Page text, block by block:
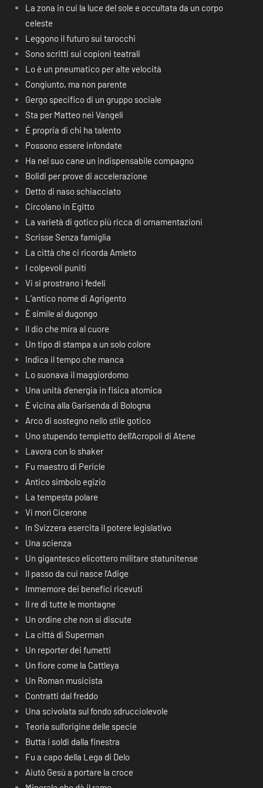
La zona in cui la luce del sole e occultata da un corpo
celeste
Leggono il futuro sui tarocchi
Sono scritti sui copioni teatrali
Lo è un pneumatico per alte velocità
Congiunto, ma non parente
Gergo specifico di un gruppo sociale
Sta per Matteo nei Vangeli
É propria di chi ha talento
Possono essere infondate
Ha nel suo cane un indispensabile compagno
Bolidi per prove di accelerazione
Detto di naso schiacciato
Circolano in Egitto
La varietà di gotico più ricca di ornamentazioni
Scrisse Senza famiglia
La città che ci ricorda Amleto
I colpevoli puniti
Vi si prostrano i fedeli
L’antico nome di Agrigento
È simile al dugongo
Il dio che mira al cuore
Un tipo di stampa a un solo colore
Indica il tempo che manca
Lo suonava il maggiordomo
Una unità d’energia in fisica atomica
È vicina alla Garisenda di Bologna
Arco di sostegno nello stile gotico
Uno stupendo tempietto dell’Acropoli di Atene
Lavora con lo shaker
Fu maestro di Pericle
Antico simbolo egizio
La tempesta polare
Vi morì Cicerone
In Svizzera esercita il potere legislativo
Una scienza
Un gigantesco elicottero militare statunitense
Il passo da cui nasce l’Adige
Immemore dei benefici ricevuti
Il re di tutte le montagne
Un ordine che non si discute
La città di Superman
Un reporter dei fumetti
Un fiore come la Cattleya
Un Roman musicista
Contratti dal freddo
Una scivolata sul fondo sdrucciolevole
Teoria sull’origine delle specie
Butta i soldi dalla finestra
Fu a capo della Lega di Delo
Aiutò Gesù a portare la croce